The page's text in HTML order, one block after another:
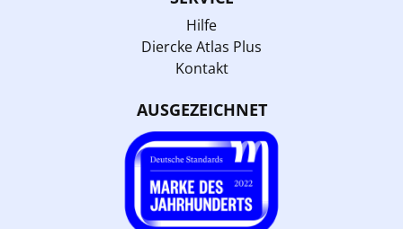
Hilfe
Diercke Atlas Plus
Kontakt
AUSGEZEICHNET